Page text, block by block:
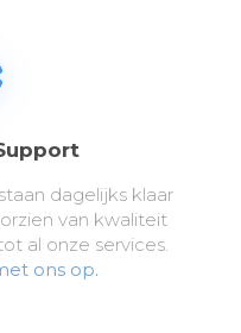
dagelijks klaar
van kwaliteit
al onze services.
ons op.